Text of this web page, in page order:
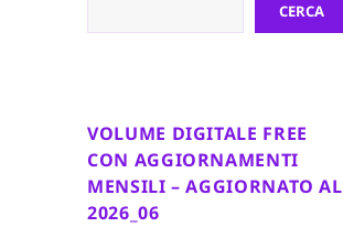
CERCA
VOLUME DIGITALE FREE
CON AGGIORNAMENTI
MENSILI – AGGIORNATO AL
2026_06